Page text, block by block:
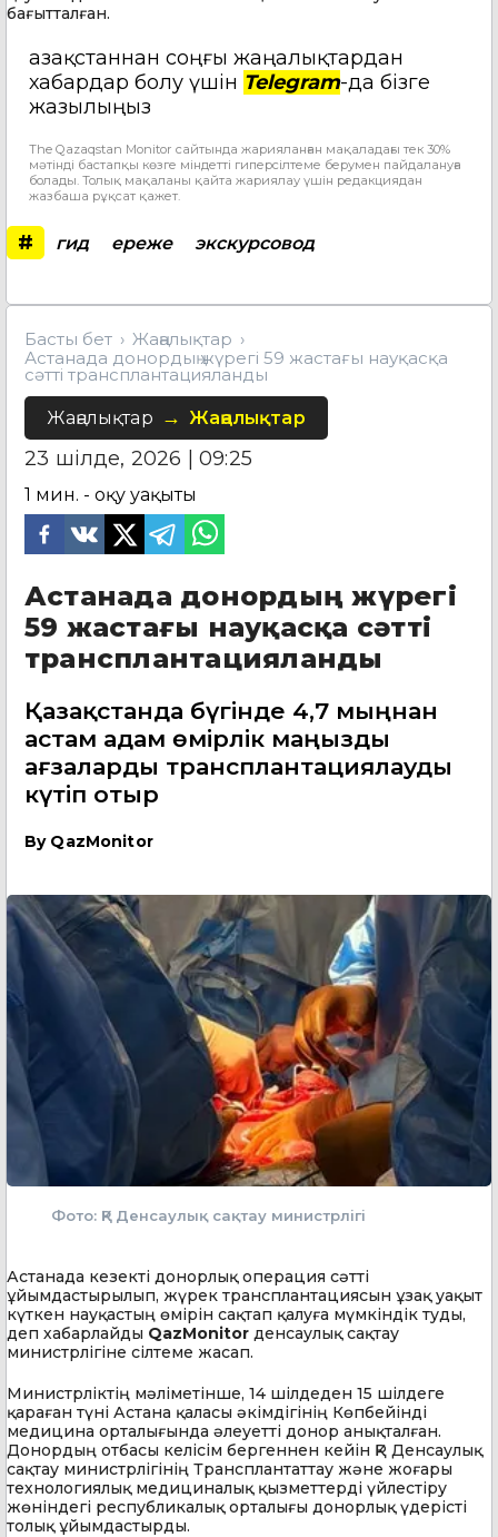
бағытталған.
Қазақстаннан соңғы жаңалықтардан
хабардар болу үшін Telegram-да бізге
жазылыңыз
The Qazaqstan Monitor сайтында жарияланған мақаладағы тек 30%
мәтінді бастапқы көзге міндетті гиперсілтеме берумен пайдалануға
болады. Толық мақаланы қайта жариялау үшін редакциядан
жазбаша рұқсат қажет.
# гид ереже экскурсовод
Басты бет
Жаңалықтар
Астанада донордың жүрегі 59 жастағы науқасқа
сәтті трансплантацияланды
Жаңалықтар Жаңалықтар
23 шілде, 2026 | 09:25
1 мин. - оқу уақыты
Астанада донордың жүрегі
59 жастағы науқасқа сәтті
трансплантацияланды
Қазақстанда бүгінде 4,7 мыңнан
астам адам өмірлік маңызды
ағзаларды трансплантациялауды
күтіп отыр
By QazMonitor
Фото: ҚР Денсаулық сақтау министрлігі
Астанада кезекті донорлық операция сәтті
ұйымдастырылып, жүрек трансплантациясын ұзақ уақыт
күткен науқастың өмірін сақтап қалуға мүмкіндік туды,
деп хабарлайды QazMonitor денсаулық сақтау
министрлігіне сілтеме жасап.
Министрліктің мәліметінше, 14 шілдеден 15 шілдеге
қараған түні Астана қаласы әкімдігінің Көпбейінді
медицина орталығында әлеуетті донор анықталған.
Донордың отбасы келісім бергеннен кейін ҚР Денсаулық
сақтау министрлігінің Трансплантаттау және жоғары
технологиялық медициналық қызметтерді үйлестіру
жөніндегі республикалық орталығы донорлық үдерісті
толық ұйымдастырды.